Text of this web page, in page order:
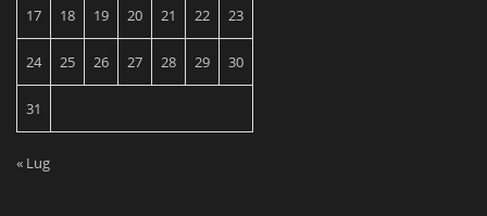
17 18 19 20 21 22 23
24 25 26 27 28 29 30
31
« Lug